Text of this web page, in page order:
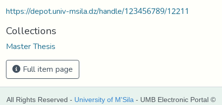
https://depot.univ-msila.dz/handle/123456789/12211
Collections
Master Thesis
Full item page
All Rights Reserved - University of M'Sila - UMB Electronic Portal ©